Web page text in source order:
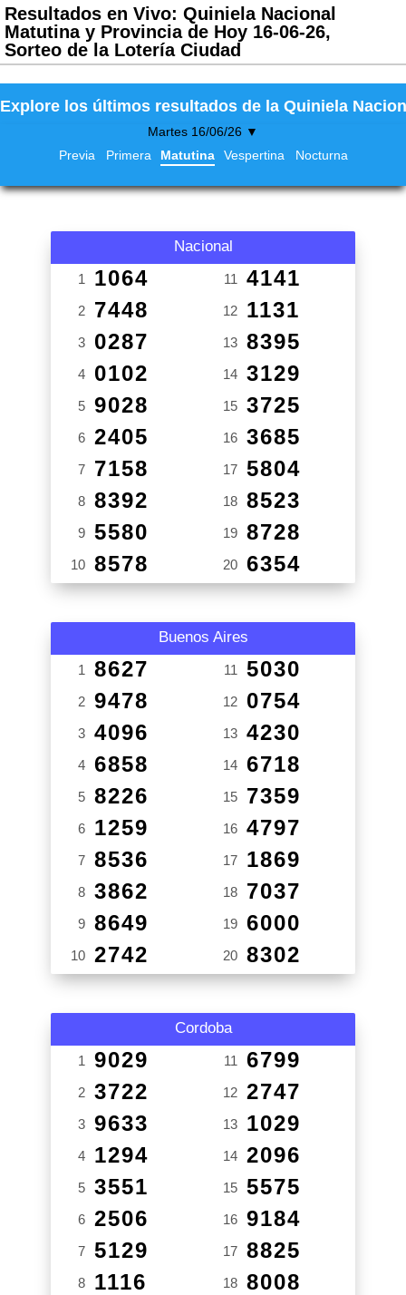
Resultados en Vivo: Quiniela Nacional
Matutina y Provincia de Hoy 16-06-26,
Sorteo de la Lotería Ciudad
Explore los últimos resultados de la Quiniela
Martes 16/06/26 ▼
Previa
Primera Matutina Vespertina Nocturna
Nacional
1 1064
2 7448
3 0287
4 0102
5 9028
6 2405
7 7158
8 8392
9 5580
10 8578
11 4141
12 1131
13 8395
14 3129
15 3725
16 3685
17 5804
18 8523
19 8728
20 6354
Buenos Aires
1 8627
2 9478
3 4096
4 6858
5 8226
6 1259
7 8536
8 3862
9 8649
10 2742
11 5030
12 0754
13 4230
14 6718
15 7359
16 4797
17 1869
18 7037
19 6000
20 8302
Cordoba
1 9029
2 3722
3 9633
4 1294
5 3551
6 2506
7 5129
8 1116
11 6799
12 2747
13 1029
14 2096
15 5575
16 9184
17 8825
18 8008